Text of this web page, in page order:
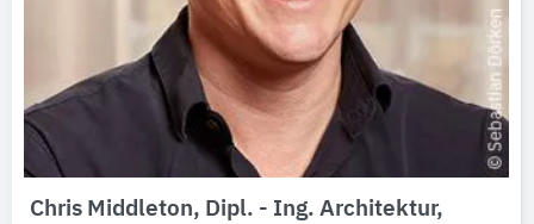
Chris Middleton, Dipl. - Ing. Architektur,